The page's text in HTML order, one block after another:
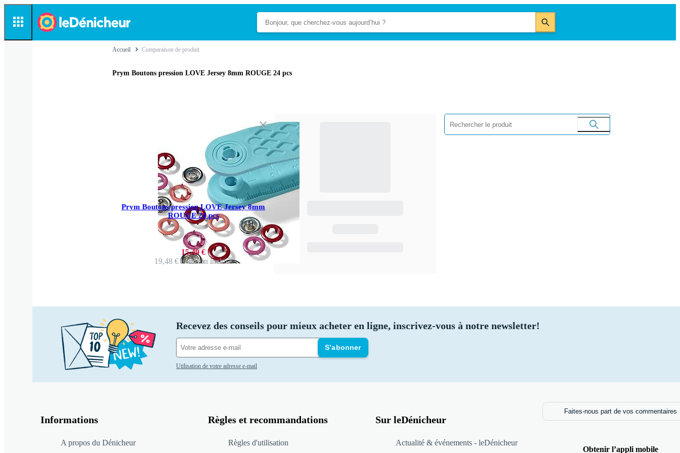
Accueil Comparaison de produit
Prym Boutons pression LOVE Jersey 8mm ROUGE 24 pcs
Prym Boutons pression LOVE Jersey 8mm
ROUGE 24 pcs
15,49 €
19,48 €livraison incluse
Recevez des conseils pour mieux acheter en ligne, inscrivez-vous à notre newsletter!
S’abonner
Utilisation de votre adresse e-mail
Informations
A propos du Dénicheur
Règles et recommandations
Règles d'utilisation
Sur leDénicheur
Actualité & événements - leDénicheur
Faites-nous part de vos commentaires
Obtenir l’appli mobile